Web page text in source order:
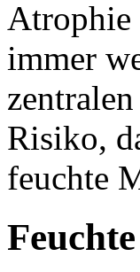
Atrophie
immer
Risiko,
feuchte